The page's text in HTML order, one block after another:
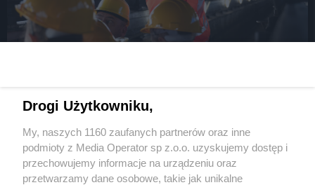
Wydawca mediów lokalnych
Drogi Użytkowniku,
My, naszych 1160 zaufanych partnerów oraz inne
podmioty z Media Operator sp z.o.o. uzyskujemy dostęp i
przechowujemy informacje na urządzeniu oraz
przetwarzamy dane osobowe, takie jak unikalne